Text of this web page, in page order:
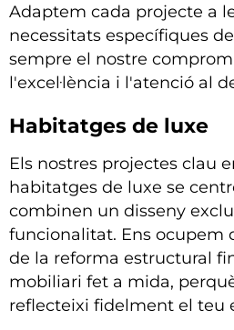
Adaptem cada projecte a
necessitats específiques
sempre el nostre
l'excel·lència i l'atenció al
Habitatges de luxe
Els nostres projectes clau
habitatges de luxe se
combinen un disseny
funcionalitat. Ens ocupem
de la reforma estructural
mobiliari fet a mida,
reflecteixi fidelment el teu